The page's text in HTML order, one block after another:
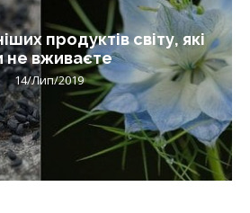
продуктів світу, які
не вживаєте
14/Лип/2019